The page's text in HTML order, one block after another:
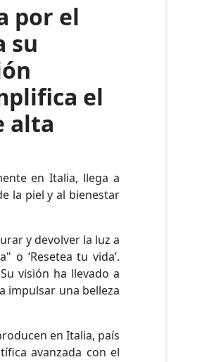
por el
su
el
alta
en Italia, llega a
la piel y al bienestar
y devolver la luz a
‘Resetea tu vida’.
visión ha llevado a
impulsar una belleza
en Italia, país
avanzada con el